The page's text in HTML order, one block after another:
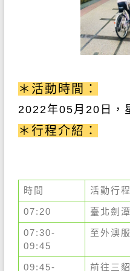
＊活動時間：
2022年05 月20 日，
＊行程介紹：
時間 活動行程
07:20 臺北劍
07:30-
09:45
至外澳
09:45-
前往三